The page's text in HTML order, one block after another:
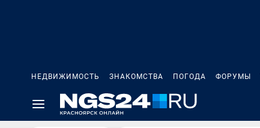
НЕДВИЖИМОСТЬ ЗНАКОМСТВА ПОГОДА ФОРУМЫ